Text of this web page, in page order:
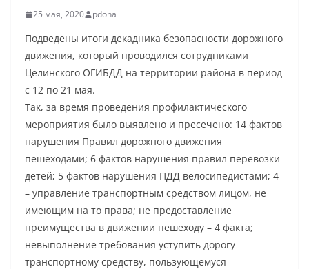
25 мая, 2020 pdona
Подведены итоги декадника безопасности дорожного
движения, который проводился сотрудниками
Целинского ОГИБДД на территории района в период
с 12 по 21 мая.
Так, за время проведения профилактического
мероприятия было выявлено и пресечено: 14 фактов
нарушения Правил дорожного движения
пешеходами; 6 фактов нарушения правил перевозки
детей; 5 фактов нарушения ПДД велосипедистами; 4
– управление транспортным средством лицом, не
имеющим на то права; не предоставление
преимущества в движении пешеходу – 4 факта;
невыполнение требования уступить дорогу
транспортному средству, пользующемуся